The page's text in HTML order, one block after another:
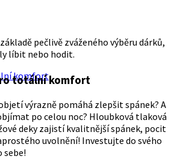
pečlivě zváženého výběru dárků,
líbit nebo hodit.
totální komfort
výrazně pomáhá zlepšit spánek? A
po celou noc? Hloubková tlaková
deky zajistí kvalitnější spánek, pocit
uvolnění! Investujte do svého
sebe!